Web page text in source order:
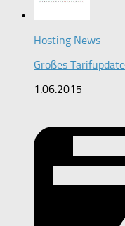
Hosting News
Großes
1.06.2015